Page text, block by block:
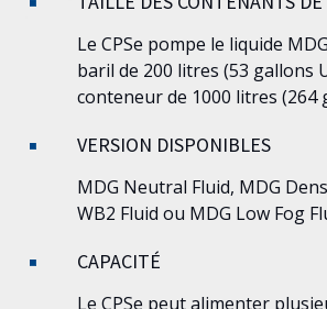
Le CPSe pompe le liquide
baril de 200 litres (53 gallons
conteneur de 1000 litres (264
VERSION DISPONIBLES
MDG Neutral Fluid, MDG
WB2 Fluid ou MDG Low Fog
CAPACITÉ
Le CPSe peut alimenter